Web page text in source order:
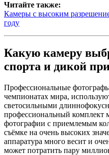
Читайте также:
Камеры с высоким
году
Какую камеру
спорта и дикой
Профессиональные
чемпионатах мира,
светосильными
профессиональный комплект
фотографии с приемлемым
съёмке на очень высоких
аппаратура много весит и
может потратить пару